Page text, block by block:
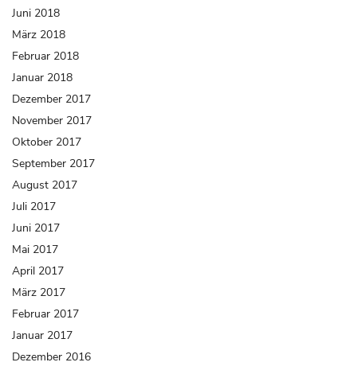
Juni 2018
März 2018
Februar 2018
Januar 2018
Dezember 2017
November 2017
Oktober 2017
September 2017
August 2017
Juli 2017
Juni 2017
Mai 2017
April 2017
März 2017
Februar 2017
Januar 2017
Dezember 2016